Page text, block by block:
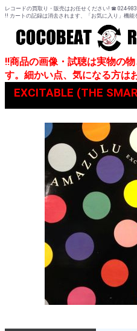
レコードの買取り・販売はお任せください! ☎ 024-
!! カートの記録は消去されます、「お気に入り」機能
!!商品の画像・試聴は実物の
す。細かい点、気になる方は
EXCITABLE (THE